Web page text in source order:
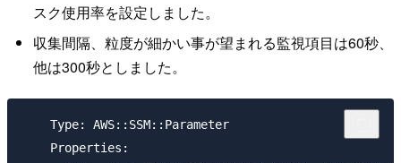
スク使用率を設定しました。
収集間隔、粒度が細かい事が望まれる監視項目は60秒、
他は300秒としました。
    Type: AWS::SSM::Parameter
    Properties: